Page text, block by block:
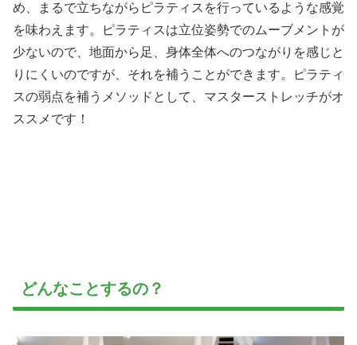
め、まるで立ちながらピラティスを行っているような感覚
を味わえます。ピラティスは立位姿勢でのムーブメントが
少ないので、地面から足、身体全体へのつながりを感じと
りにくいのですが、それを補うことができます。ピラティ
スの弱点を補うメソッドとして、マスターストレッチがオ
ススメです！
どんなことするの？